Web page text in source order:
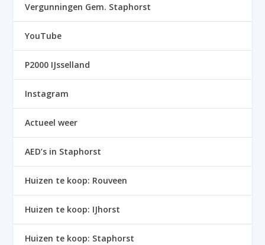
Vergunningen Gem. Staphorst
YouTube
P2000 IJsselland
Instagram
Actueel weer
AED’s in Staphorst
Huizen te koop: Rouveen
Huizen te koop: IJhorst
Huizen te koop: Staphorst